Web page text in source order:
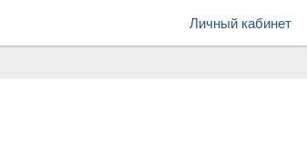
Личный кабинет